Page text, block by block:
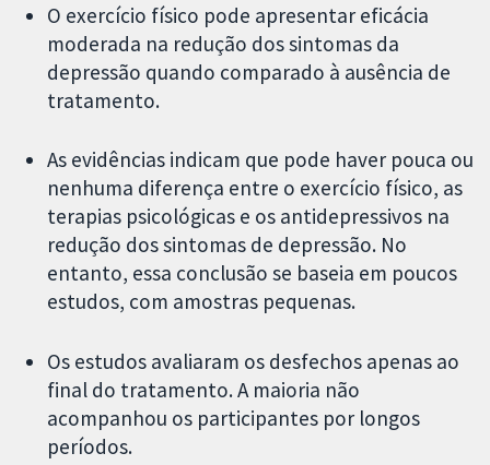
O exercício físico pode apresentar eficácia
moderada na redução dos sintomas da
depressão quando comparado à ausência de
tratamento.
As evidências indicam que pode haver pouca ou
nenhuma diferença entre o exercício físico, as
terapias psicológicas e os antidepressivos na
redução dos sintomas de depressão. No
entanto, essa conclusão se baseia em poucos
estudos, com amostras pequenas.
Os estudos avaliaram os desfechos apenas ao
final do tratamento. A maioria não
acompanhou os participantes por longos
períodos.